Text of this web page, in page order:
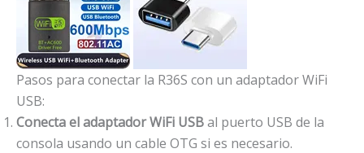
Pasos para conectar la R36S con un adaptador WiFi
USB:
Conecta el adaptador WiFi USBal puerto USB de la
consola usando un cable OTG si es necesario.